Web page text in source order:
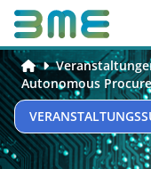
Autonomous